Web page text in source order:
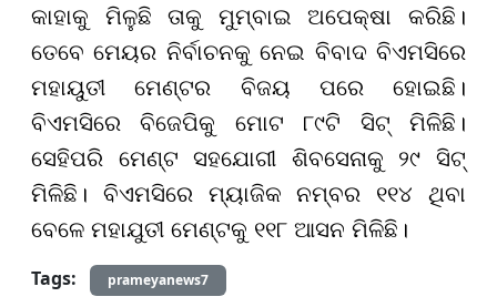
କାହାକୁ ମିଳୁଛି ତାକୁ ମୁମ୍ବାଇ ଅପେକ୍ଷା କରିଛି।
ତେବେ ମେୟର ନିର୍ବାଚନକୁ ନେଇ ବିବାଦ ବିଏମସିରେ
ମହାୟୁତୀ ମେଣ୍ଟର ବିଜୟ ପରେ ହୋଇଛି।
ବିଏମସିରେ ବିଜେପିକୁ ମୋଟ ୮୯ଟି ସିଟ୍ ମିଳିଛି।
ସେହିପରି ମେଣ୍ଟ ସହଯୋଗୀ ଶିବସେନାକୁ ୨୯ ସିଟ୍
ମିଳିଛି। ବିଏମସିରେ ମ୍ୟାଜିକ ନମ୍ବର ୧୧୪ ଥିବା
ବେଳେ ମହାଯୁତୀ ମେଣ୍ଟକୁ ୧୧୮ ଆସନ ମିଳିଛି।
Tags:
prameyanews7